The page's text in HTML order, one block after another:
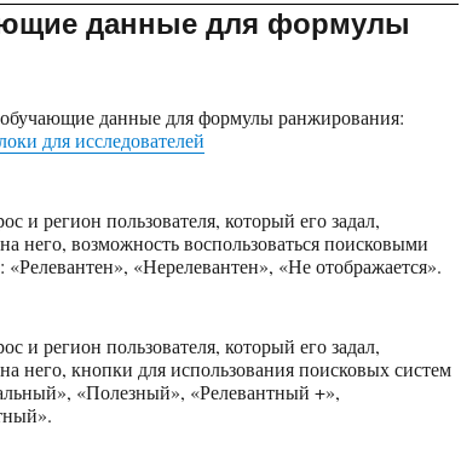
данные для формулы
данные для формулы ранжирования:
для исследователей
и регион пользователя, который его задал,
него, возможность воспользоваться поисковыми
«Нерелевантен», «Не отображается».
и регион пользователя, который его задал,
него, кнопки для использования поисковых систем
«Полезный», «Релевантный +»,